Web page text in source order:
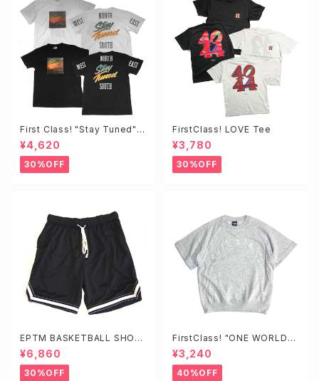
First Class! "Stay Tuned"T
EE
¥4,620
30%OFF
FirstClass! LOVE Tee
¥3,780
30%OFF
EPTM BASKETBALL SHOR
TS
¥6,860
30%OFF
FirstClass! "ONE WORLD"
Loose Fit Tee
¥3,240
40%OFF